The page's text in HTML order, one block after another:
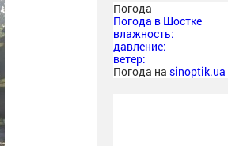
Погода
Погода в Шостке
влажность:
давление:
ветер:
Погода на sinoptik.ua